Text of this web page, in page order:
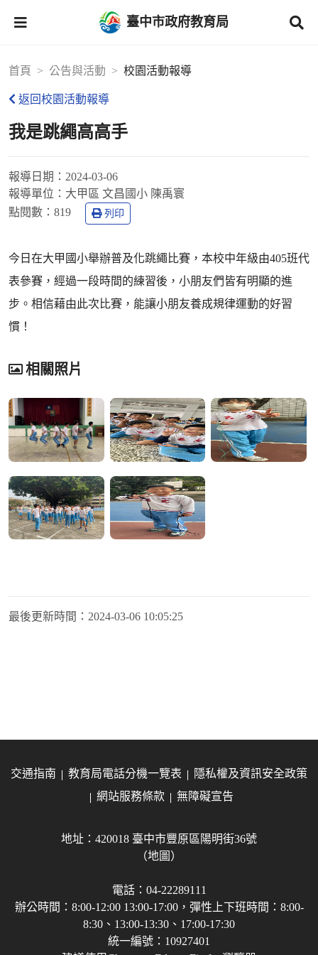
臺中市政府教育局
首頁 公告與活動 校園活動報導
返回校園活動報導
我是跳繩高高手
報導日期： 2024-03-06
報導單位： 大甲區 文昌國小 陳禹寰
點閱數： 819 列印
今日在大甲國小舉辦普及化跳繩比賽，本校中年級由405班代
表參賽，經過一段時間的練習後，小朋友們皆有明顯的進
步。相信藉由此次比賽，能讓小朋友養成規律運動的好習
慣！
相關照片
最後更新時間： 2024-03-06 10:05:25
交通指南 教育局電話分機一覽表
隱私權及資訊安全政策
網站服務條款
無障礙宣告
地址：420018 臺中市豐原區陽明街36號
（地圖）
電話：04-22289111
辦公時間：8:00-12:00 13:00-17:00，彈性上下班時間：8:00-
8:30、13:00-13:30、17:00-17:30
統一編號：10927401